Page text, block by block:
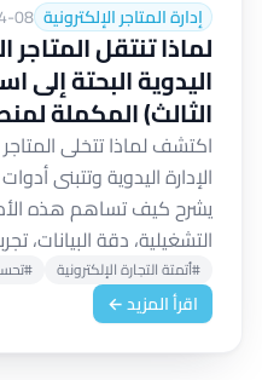
إدارة المتاجر الإلكترونية 08
لماذا تنتقل المتاجر
اليدوية البحتة إلى
الثالث) المكملة
اكتشف لماذا تتخلى المتاجر
الإدارة اليدوية وتتبنى
يشرح كيف تساهم هذه
التشغيلية، دقة البيانات،
#أتمتة التجارة الإلكترونية
اقرأ المزيد ←